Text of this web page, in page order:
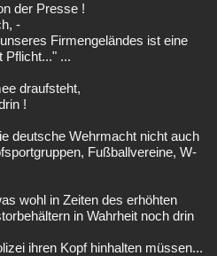
der Presse !
-
Firmengeländes ist eine
Pflicht..." ...
draufsteht,
!
deutsche Wehrmacht nicht auch
Fußballvereine, W-
wohl in Zeiten des erhöhten
in Wahrheit noch drin
ihren Kopf hinhalten müssen...